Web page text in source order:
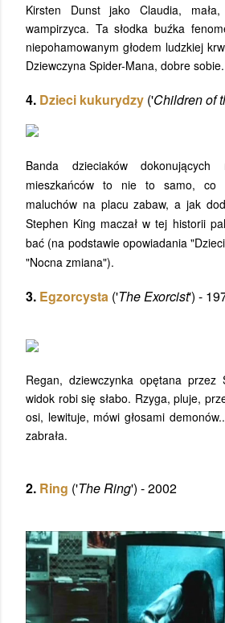
Kirsten Dunst jako Claudia, mała,
wampirzyca. Ta słodka buźka
niepohamowanym głodem ludzkiej
Dziewczyna Spider-Mana, dobre
4. Dzieci kukurydzy ('Children of
Banda dzieciaków dokonujących
mieszkańców to nie to samo, co
maluchów na placu zabaw, a jak
Stephen King maczał w tej historii
bać (na podstawie opowiadania
"Nocna zmiana").
3. Egzorcysta ('The Exorcist') -
Regan, dziewczynka opętana
widok robi się słabo. Rzyga, pluje,
osi, lewituje, mówi głosami
zabrała.
2. Ring ('The Ring') - 2002